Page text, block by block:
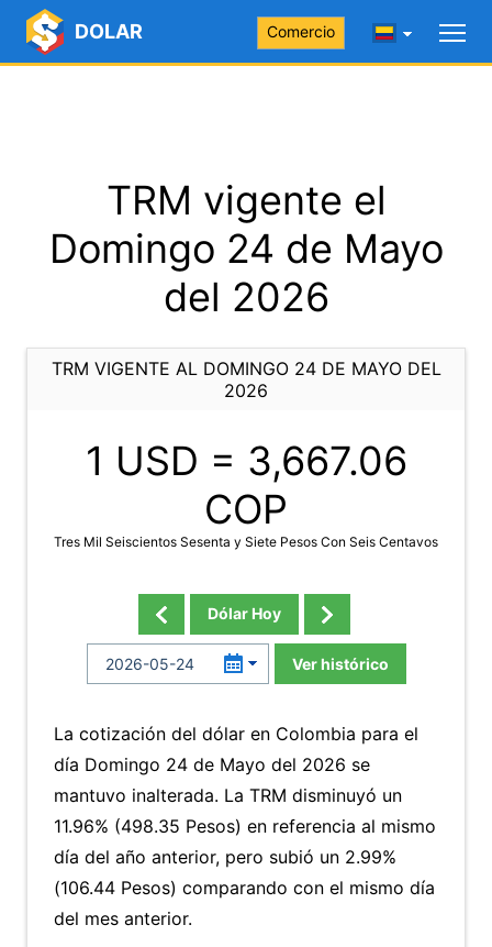
DOLAR Comercio
TRM vigente el
Domingo 24 de Mayo
del 2026
TRM VIGENTE AL DOMINGO 24 DE MAYO DEL
2026
1 USD = 3,667.06
COP
Tres Mil Seiscientos Sesenta y Siete Pesos Con Seis Centavos
Dólar Hoy
Ver histórico
La cotización del dólar en Colombia para el
día Domingo 24 de Mayo del 2026 se
mantuvo inalterada. La TRM disminuyó un
11.96% (498.35 Pesos) en referencia al mismo
día del año anterior, pero subió un 2.99%
(106.44 Pesos) comparando con el mismo día
del mes anterior.